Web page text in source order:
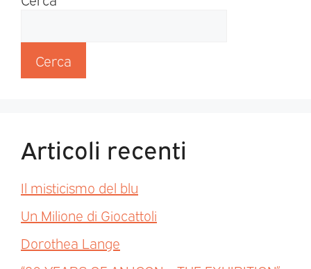
Cerca
Articoli recenti
Il misticismo del blu
Un Milione di Giocattoli
Dorothea Lange